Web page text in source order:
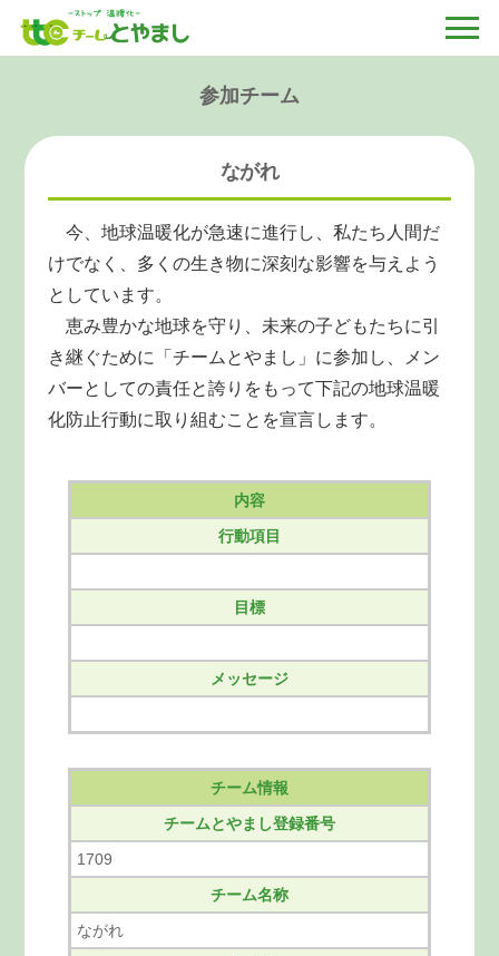
参加チーム
ながれ
今、地球温暖化が急速に進行し、私たち人間だ
けでなく、多くの生き物に深刻な影響を与えよう
としています。
恵み豊かな地球を守り、未来の子どもたちに引
き継ぐために「チームとやまし」に参加し、メン
バーとしての責任と誇りをもって下記の地球温暖
化防止行動に取り組むことを宣言します。
内容
行動項目
目標
メッセージ
チーム情報
チームとやまし登録番号
1709
チーム名称
ながれ